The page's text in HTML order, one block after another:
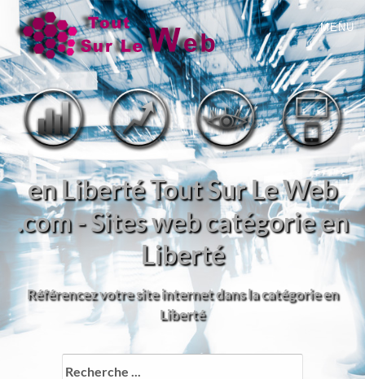
MENU
en Liberté Tout Sur Le Web
.com - Sites web catégorie en
Liberté
Référencez votre site internet dans la catégorie en
Liberté